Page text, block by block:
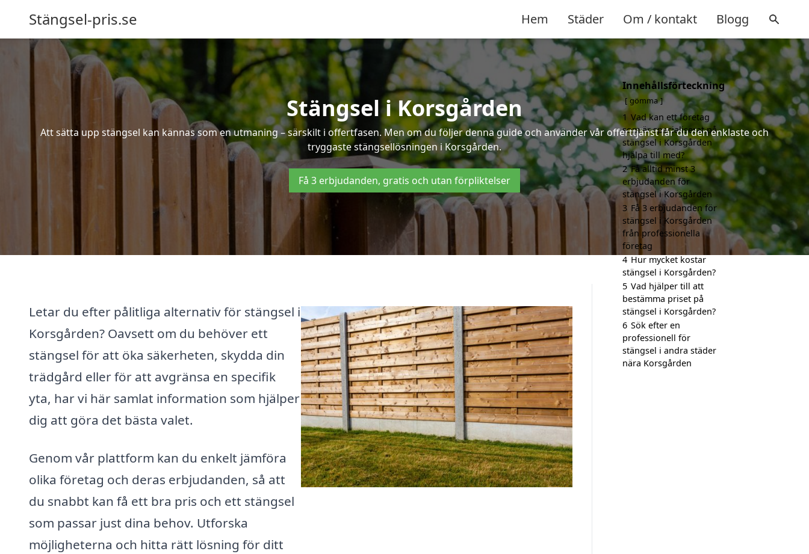
Stängsel-pris.se Hem Städer Om / kontakt Blogg
Stängsel i Korsgården
Att sätta upp stängsel kan kännas som en utmaning – särskilt i offertfasen. Men om du följer denna guide och använder vår offerttjänst får du den enklaste och
tryggaste stängsellösningen i Korsgården.
Få 3 erbjudanden, gratis och utan förpliktelser
Letar du efter pålitliga alternativ för stängsel i
Korsgården? Oavsett om du behöver ett
stängsel för att öka säkerheten, skydda din
trädgård eller för att avgränsa en specifik
yta, har vi här samlat information som hjälper
dig att göra det bästa valet.
Genom vår plattform kan du enkelt jämföra
olika företag och deras erbjudanden, så att
du snabbt kan få ett bra pris och ett stängsel
som passar just dina behov. Utforska
möjligheterna och hitta rätt lösning för ditt
Innehållsförteckning
gömma
1 Vad kan ett företag
som är specialiserat på
stängsel i Korsgården
hjälpa till med?
2 Få alltid minst 3
erbjudanden för
stängsel i Korsgården
3 Få 3 erbjudanden för
stängsel i Korsgården
från professionella
företag
4 Hur mycket kostar
stängsel i Korsgården?
5 Vad hjälper till att
bestämma priset på
stängsel i Korsgården?
6 Sök efter en
professionell för
stängsel i andra städer
nära Korsgården